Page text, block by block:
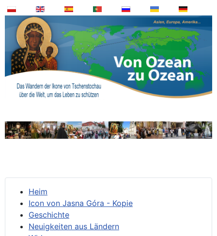
Heim
Icon von Jasna Góra - Kopie
Geschichte
Neuigkeiten aus Ländern